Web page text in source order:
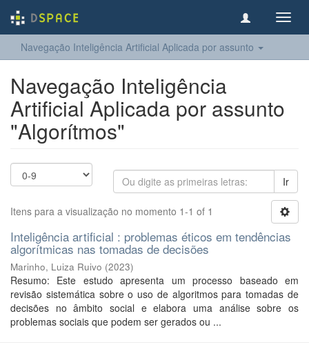
Navegação Inteligência Artificial Aplicada por assunto
Navegação Inteligência
Artificial Aplicada por assunto
"Algorítmos"
Ir
Itens para a visualização no momento 1-1 of 1
Inteligência artificial : problemas éticos em tendências
algorítmicas nas tomadas de decisões
Marinho, Luiza Ruivo (2023)
Resumo: Este estudo apresenta um processo baseado em
revisão sistemática sobre o uso de algoritmos para tomadas de
decisões no âmbito social e elabora uma análise sobre os
problemas sociais que podem ser gerados ou ...